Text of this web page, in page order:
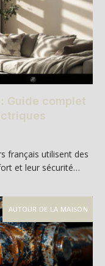
Guide complet
français utilisent des
et leur sécurité…
AUTOUR DE LA MAISON